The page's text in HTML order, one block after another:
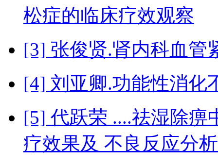
松症的临床疗效观察
[3] 张俊贤.肾内科血管
[4] 刘亚卿.功能性消化
[5] 代跃荣 ....祛湿除痹
疗效果及 不良反应分